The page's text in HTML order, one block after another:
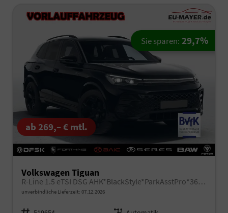
ab 269,– € mtl.
Volkswagen Tiguan
R-Line 1.5 eTSI DSG AHK*BlackStyle*ParkAsstPro*360° Kamera*Android Auto*Navi*SHZ*Matrix*HUD
unverbindliche Lieferzeit: 07.12.2026
Sie sparen: 29,7%